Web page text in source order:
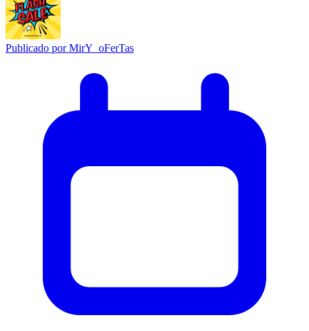
Publicado porMirY_oFerTas